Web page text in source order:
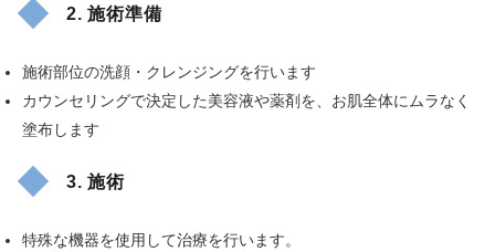
2. 施術準備
施術部位の洗顔・クレンジングを行います
カウンセリングで決定した美容液や薬剤を、お肌全体にムラなく
塗布します
3. 施術
特殊な機器を使用して治療を行います。